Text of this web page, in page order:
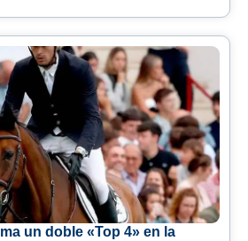
un doble «Top 4» en la